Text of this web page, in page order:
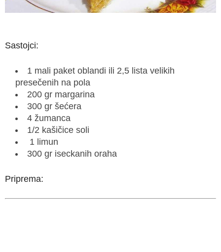
Sastojci:
1 mali paket oblandi ili 2,5 lista velikih
presečenih na pola
200 gr margarina
300 gr šećera
4 žumanca
1/2 kašičice soli
1 limun
300 gr iseckanih oraha
Priprema: